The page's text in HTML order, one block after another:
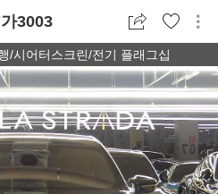
3003
/시어터스크린/전기 플래그십